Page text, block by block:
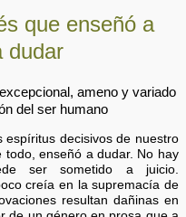
que enseñó a
dudar
ameno y variado
del ser humano
espíritus decisivos de nuestro
enseñó a dudar. No hay
ser sometido a juicio.
creía en la supremacía de
resultan dañinas en